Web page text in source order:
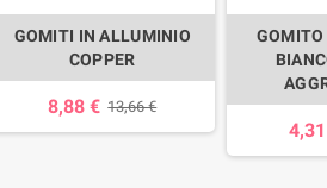
GOMITI IN ALLUMINIO
COPPER
8,88 € 13,66 €